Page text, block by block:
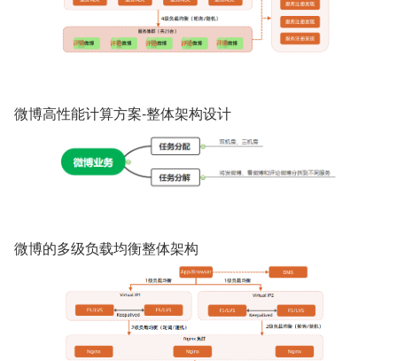
微博高性能计算方案-整体架构设计
微博的多级负载均衡整体架构